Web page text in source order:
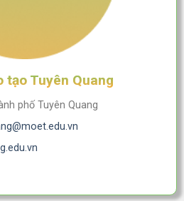
tạo Tuyên Quang
phố Tuyên Quang